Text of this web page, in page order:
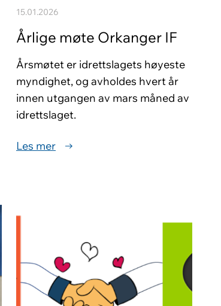
15.01.2026
Årlige møte Orkanger IF
Årsmøtet er idrettslagets høyeste
myndighet, og avholdes hvert år
innen utgangen av mars måned av
idrettslaget.
Les mer